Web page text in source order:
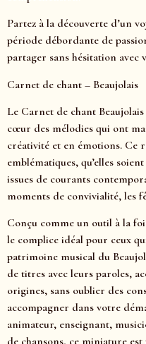
Partez à la découverte d’un
période débordante de
partager sans hésitation avec
Carnet de chant – Beaujolais
Le Carnet de chant
cœur des mélodies qui ont
créativité et en émotions. Ce
emblématiques, qu’elles
issues de courants
moments de convivialité, les
Conçu comme un outil à la
le complice idéal pour ceux
patrimoine musical du
de titres avec leurs paroles,
origines, sans oublier des
accompagner dans votre
animateur, enseignant,